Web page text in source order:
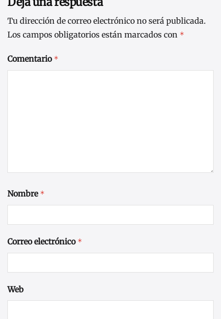
Tu dirección de correo electrónico no será publicada.
Los campos obligatorios están marcados con *
Comentario *
Nombre *
Correo electrónico *
Web